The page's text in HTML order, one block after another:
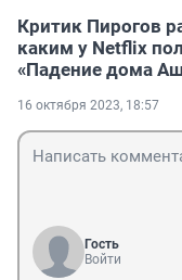
Критик Пирогов
каким у Netflix
«Падение дома
16 октября 2023, 18:57
Гость
Войти